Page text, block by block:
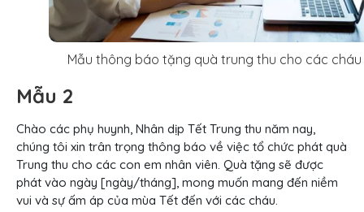
Mẫu thông báo tặng quà trung thu cho các cháu
Mẫu 2
Chào các phụ huynh, Nhân dịp Tết Trung thu năm nay,
chúng tôi xin trân trọng thông báo về việc tổ chức phát quà
Trung thu cho các con em nhân viên. Quà tặng sẽ được
phát vào ngày [ngày/tháng], mong muốn mang đến niềm
vui và sự ấm áp của mùa Tết đến với các cháu.